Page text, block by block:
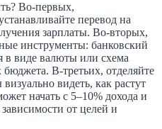
Во-первых,
перевод на
зарплаты. Во-вторых,
инструменты: банковский
в виде валюты или схема
В-третьих, отделяйте
видеть, как растут
начать с 5–10% дохода и
от целей и